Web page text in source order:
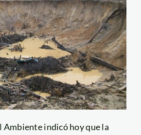
indicó hoy que la